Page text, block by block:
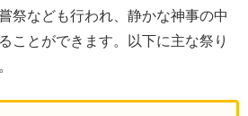
祭なども行われ、静かな神事の中
ことができます。以下に主な祭り